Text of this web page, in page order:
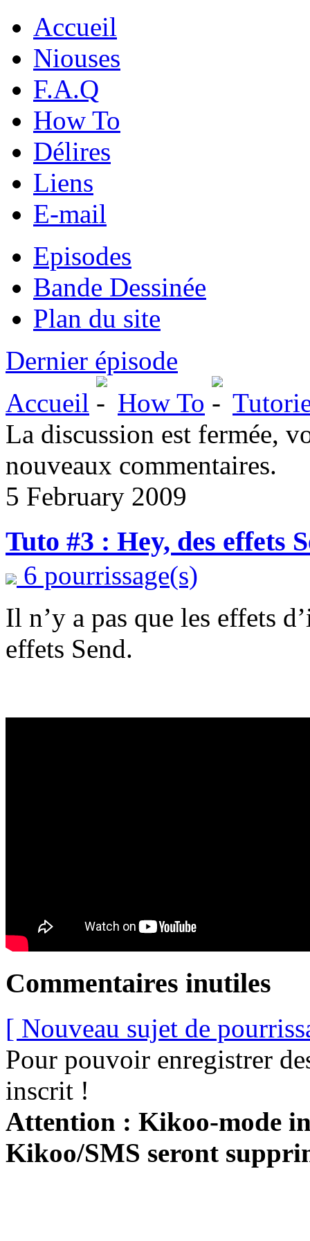
Accueil
Niouses
F.A.Q
How To
Délires
Liens
E-mail
Episodes
Bande Dessinée
Plan du site
Dernier épisode
Accueil
How To
La discussion est fermée,
nouveaux commentaires.
5 February 2009
Tuto #3 : Hey, des effets
6 pourrissage(s)
Il n’y a pas que les effets
effets Send.
Commentaires inutiles
[ Nouveau sujet de
Pour pouvoir enregistrer
inscrit !
Attention : Kikoo-mode
Kikoo/SMS seront